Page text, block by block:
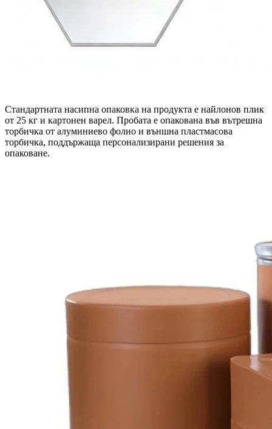
Стандартната насипна опаковка на продукта е найлонов плик
от 25 кг и картонен варел. Пробата е опакована във вътрешна
торбичка от алуминиево фолио и външна пластмасова
торбичка, поддържаща персонализирани решения за
опаковане.